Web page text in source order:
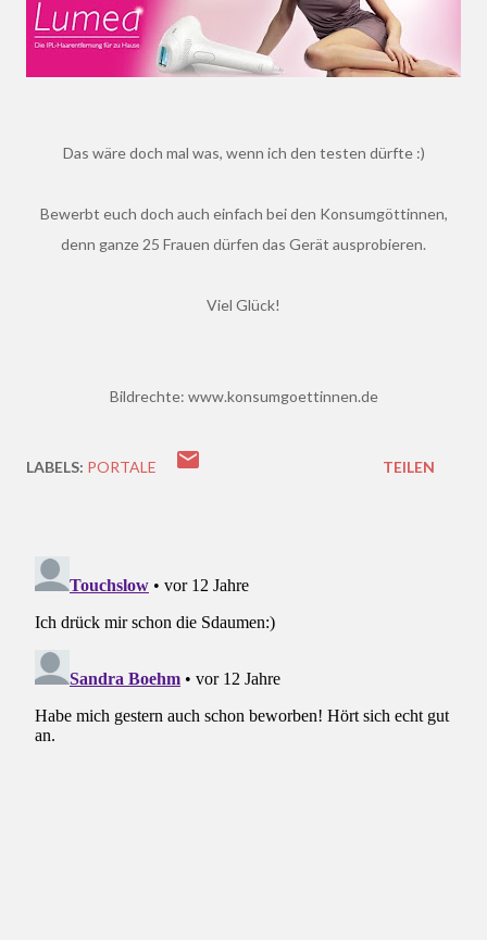
Das wäre doch mal was, wenn ich den testen dürfte :)
Bewerbt euch doch auch einfach bei den Konsumgöttinnen,
denn ganze 25 Frauen dürfen das Gerät ausprobieren.
Viel Glück!
Bildrechte: www.konsumgoettinnen.de
LABELS: PORTALE TEILEN